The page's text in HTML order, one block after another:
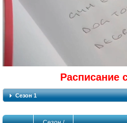
Расписание
Сезон 1